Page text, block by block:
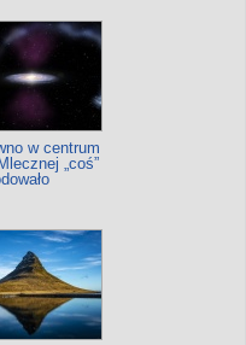
w centrum
„coś”